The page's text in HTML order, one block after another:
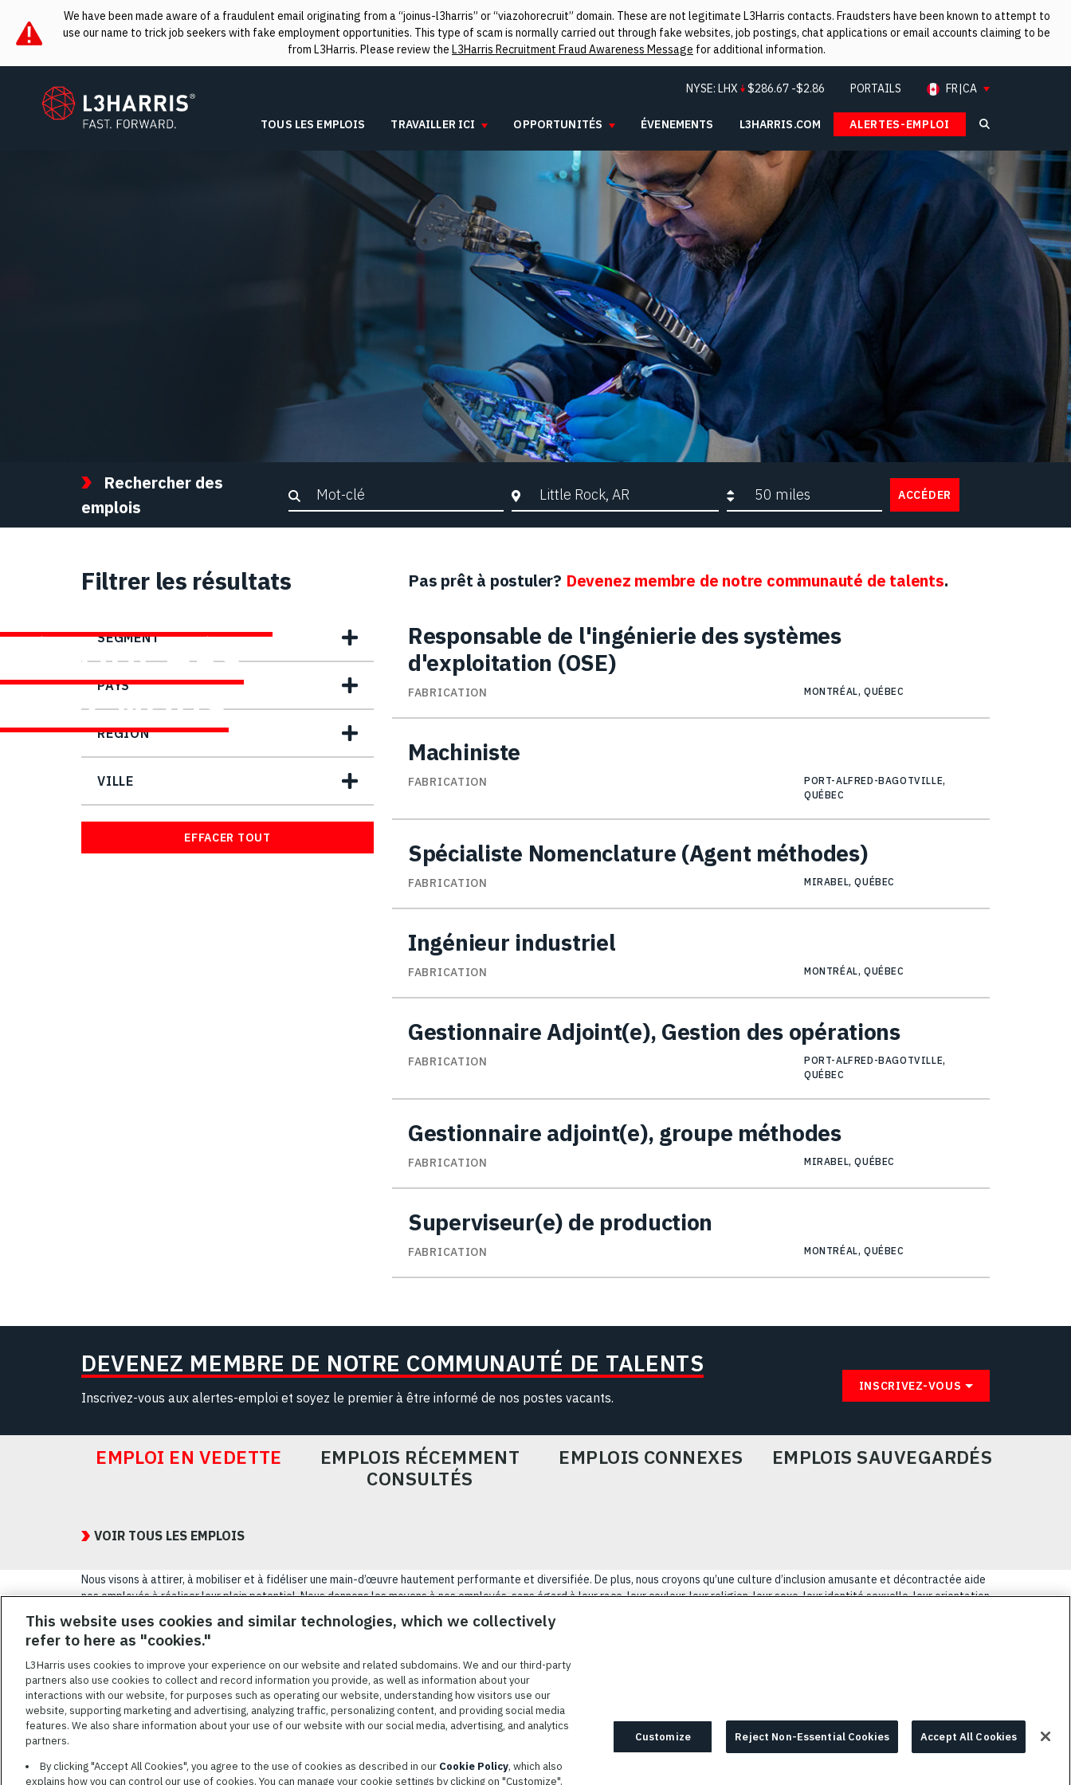
We have been made aware of a fraudulent email originating from a “joinus-l3harris” or “viazohorecruit” domain. These are not legitimate L3Harris contacts. Fraudsters have been known to attempt to
use our name to trick job seekers with fake employment opportunities. This type of scam is normally carried out through fake websites, job postings, chat applications or email accounts claiming to be
from L3Harris. Please review the L3Harris Recruitment Fraud Awareness Message for additional information.
L3Harris
Search
NYSE:LHX $286.67 -$2.86 PORTAILS FR|CA
TOUS LES EMPLOIS TRAVAILLER ICI OPPORTUNITÉS ÉVENEMENTS L3HARRIS.COM ALERTES-EMPLOI
DÉBOUCHÉS
CHEZ NOUS
Rechercher des
emplois
Recherche par mots-clés Ville, Région ou Code postal Rayon de recherche ACCÉDER
Pas prêt à postuler? Devenez membre de notre communauté de talents.
Responsable de l'ingénierie des systèmes
d'exploitation (OSE)
FABRICATION MONTRÉAL, QUÉBEC
Machiniste
FABRICATION
PORT-ALFRED-BAGOTVILLE,
QUÉBEC
Spécialiste Nomenclature (Agent méthodes)
FABRICATION MIRABEL, QUÉBEC
Ingénieur industriel
FABRICATION MONTRÉAL, QUÉBEC
Gestionnaire Adjoint(e), Gestion des opérations
FABRICATION
PORT-ALFRED-BAGOTVILLE,
QUÉBEC
Gestionnaire adjoint(e), groupe méthodes
FABRICATION MIRABEL, QUÉBEC
Superviseur(e) de production
FABRICATION MONTRÉAL, QUÉBEC
Filtrer les résultats
SEGMENT
PAYS
REGION
VILLE
EFFACER TOUT
DEVENEZ MEMBRE DE NOTRE COMMUNAUTÉ DE TALENTS
Inscrivez-vous aux alertes-emploi et soyez le premier à être informé de nos postes vacants.
INSCRIVEZ-VOUS
EMPLOI EN VEDETTE
EMPLOIS RÉCEMMENT
CONSULTÉS
EMPLOIS CONNEXES EMPLOIS SAUVEGARDÉS
JobsVOIR TOUS LES EMPLOIS
Nous visons à attirer, à mobiliser et à fidéliser une main-d’œuvre hautement performante et diversifiée. De plus, nous croyons qu’une culture d’inclusion amusante et décontractée aide
nos employés à réaliser leur plein potentiel. Nous donnons les moyens à nos employés, sans égard à leur race, leur couleur, leur religion, leur sexe, leur identité sexuelle, leur orientation
sexuelle, leur origine nationale, leur handicap ou leur statut d’ancien combattant, d’innover afin de résoudre les problèmes les plus coriaces de nos clients.
L3HARRIS.COM
L3Harris s’engage à prendre des mesures d’adaptation raisonnables aux personnes
qualifiées invalides. Les candidats ayant besoin d’aide sont encouragés à envoyer leurs
AppAssistance@L3harris.com. Veuillez inclure une description de votre demande
This website uses cookies and similar technologies, which we collectively
refer to here as "cookies."
L3Harris uses cookies to improve your experience on our website and related subdomains. We and our third-party
partners also use cookies to collect and record information you provide, as well as information about your
interactions with our website, for purposes such as operating our website, understanding how visitors use our
website, supporting marketing and advertising, analyzing traffic, personalizing content, and providing social media
features. We also share information about your use of our website with our social media, advertising, and analytics
partners.
By clicking "Accept All Cookies", you agree to the use of cookies as described in our Cookie Policy, which also
explains how you can control our use of cookies. You can manage your cookie settings by clicking on "Customize".
Customize Reject Non-Essential Cookies Accept All Cookies